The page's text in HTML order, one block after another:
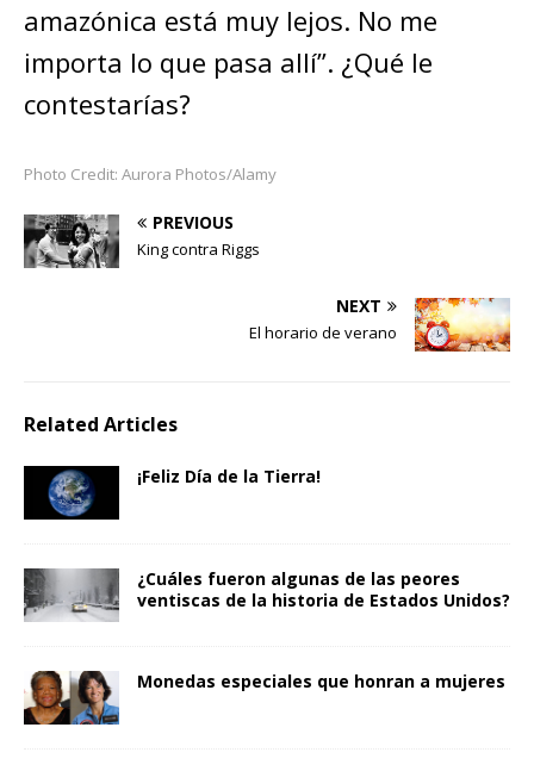
amazónica está muy lejos. No me
importa lo que pasa allí”. ¿Qué le
contestarías?
Photo Credit: Aurora Photos/Alamy
PREVIOUS
King contra Riggs
NEXT
El horario de verano
Related Articles
¡Feliz Día de la Tierra!
¿Cuáles fueron algunas de las peores
ventiscas de la historia de Estados Unidos?
Monedas especiales que honran a mujeres